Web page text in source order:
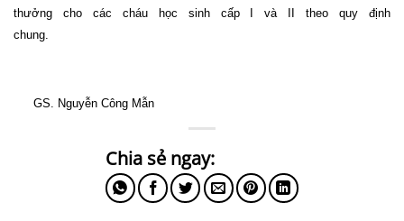
thưởng cho các cháu học sinh cấp I và II theo quy định
chung.
GS. Nguyễn Công Mẫn